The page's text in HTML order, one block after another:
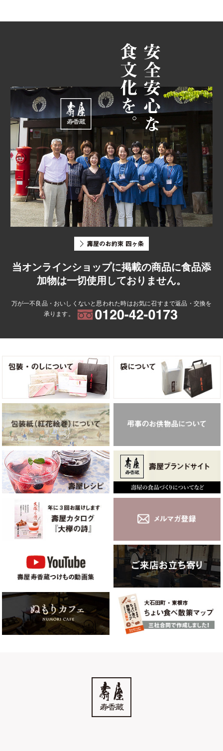
当オンラインショップに掲載の商品に食品添
加物は一切使用しておりません。
万が一不良品・おいしくないと思われた時はお気に召すまで返品・交換を
承ります。